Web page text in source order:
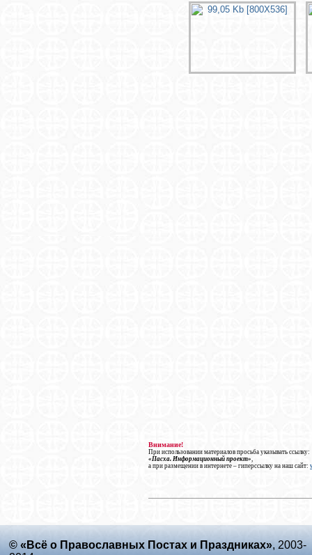
Внимание!
При использовании материалов просьба указывать ссылку:
«Пасха. Информационный проект»
а при размещении в интернете – гиперссылку на наш сайт:
© «Всё о Православных Постах и Праздниках», 2003-